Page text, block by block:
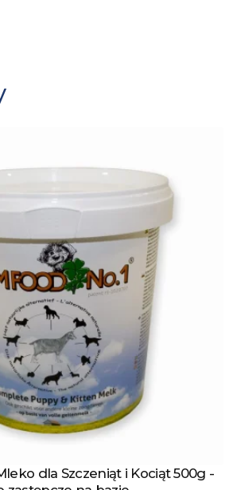
dla Szczeniąt i Kociąt 500g -